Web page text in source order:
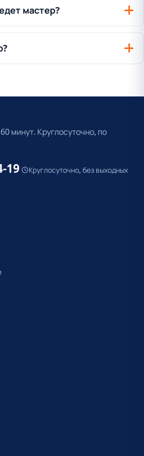
мастер?
минут. Круглосуточно, по
19 Круглосуточно, без выходных